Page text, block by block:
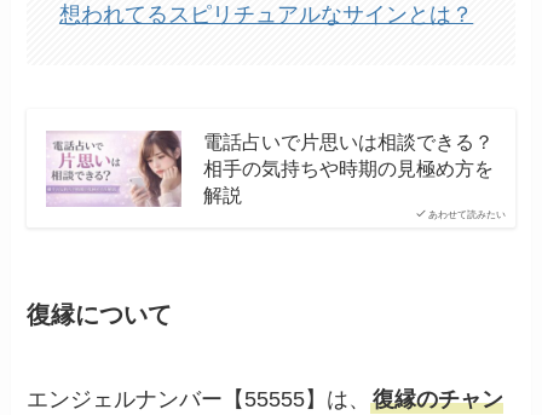
想われてるスピリチュアルなサインとは？
あわせて読みたい
電話占いで片思いは相談できる？
相手の気持ちや時期の見極め方を
解説
復縁について
エンジェルナンバー【55555】は、復縁のチャン